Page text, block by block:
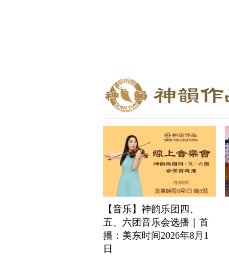
【音乐】神韵乐团四、
五、六团音乐会选播｜首
播：美东时间2026年8月1
日